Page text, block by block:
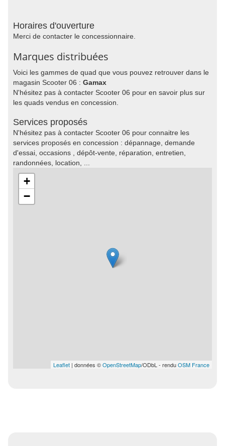
Horaires d'ouverture
Merci de contacter le concessionnaire.
Marques distribuées
Voici les gammes de quad que vous pouvez retrouver dans le
magasin Scooter 06 : Gamax
N'hésitez pas à contacter Scooter 06 pour en savoir plus sur
les quads vendus en concession.
Services proposés
N'hésitez pas à contacter Scooter 06 pour connaitre les
services proposés en concession : dépannage, demande
d'essai, occasions , dépôt-vente, réparation, entretien,
randonnées, location, ...
+
−
Leaflet | données ©OpenStreetMap/ODbL - renduOSM France